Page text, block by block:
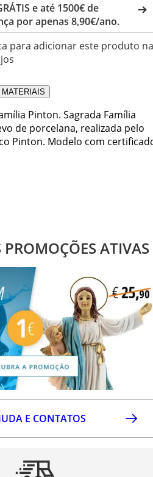
e até 1500€ de
por apenas 8,90€/ano.
para adicionar este produto na
MATERIAIS
Pinton. Sagrada Família
de porcelana, realizada pelo
Pinton. Modelo com
PROMOÇÕES ATIVAS
E CONTATOS